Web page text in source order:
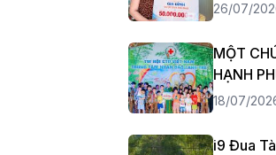
26/07/
MỘT
HẠNH
18/07/
i9 Đua